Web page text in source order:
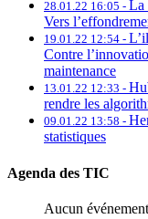
28.01.22 16:05 - La
Vers
19.01.22 12:54 -
Contre
maintenance
13.01.22 12:33 -
rendre les
09.01.22 13:58 -
statistiques
Agenda des TIC
Aucun